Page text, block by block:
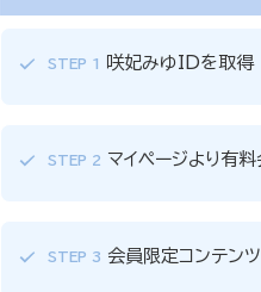
STEP 1 咲妃みゆIDを取得
STEP 2 マイページより有
STEP 3 会員限定コンテン